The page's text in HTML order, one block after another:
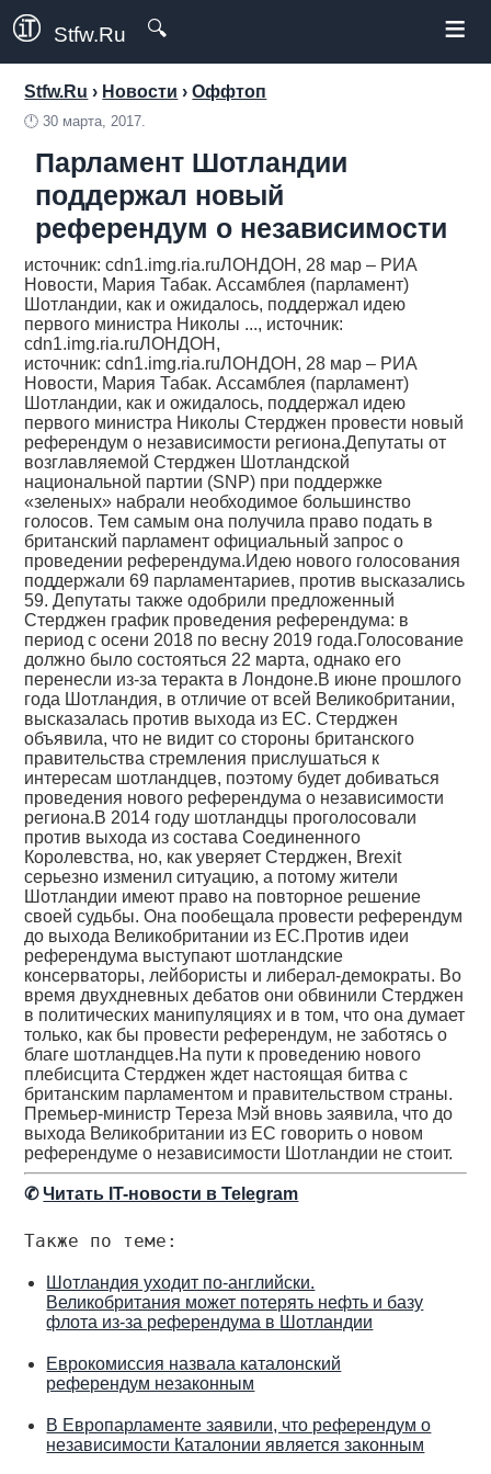
Stfw.Ru 🔍 ≡
Stfw.Ru › Новости ›Оффтоп
🕛30 марта, 2017.
Парламент Шотландии
поддержал новый
референдум о независимости
источник: cdn1.img.ria.ruЛОНДОН, 28 мар – РИА
Новости, Мария Табак. Ассамблея (парламент)
Шотландии, как и ожидалось, поддержал идею
первого министра Николы ..., источник:
cdn1.img.ria.ruЛОНДОН,
источник: cdn1.img.ria.ruЛОНДОН, 28 мар – РИА
Новости, Мария Табак. Ассамблея (парламент)
Шотландии, как и ожидалось, поддержал идею
первого министра Николы Стерджен провести новый
референдум о независимости региона.Депутаты от
возглавляемой Стерджен Шотландской
национальной партии (SNP) при поддержке
«зеленых» набрали необходимое большинство
голосов. Тем самым она получила право подать в
британский парламент официальный запрос о
проведении референдума.Идею нового голосования
поддержали 69 парламентариев, против высказались
59. Депутаты также одобрили предложенный
Стерджен график проведения референдума: в
период с осени 2018 по весну 2019 года.Голосование
должно было состояться 22 марта, однако его
перенесли из-за теракта в Лондоне.В июне прошлого
года Шотландия, в отличие от всей Великобритании,
высказалась против выхода из ЕС. Стерджен
объявила, что не видит со стороны британского
правительства стремления прислушаться к
интересам шотландцев, поэтому будет добиваться
проведения нового референдума о независимости
региона.В 2014 году шотландцы проголосовали
против выхода из состава Соединенного
Королевства, но, как уверяет Стерджен, Brexit
серьезно изменил ситуацию, а потому жители
Шотландии имеют право на повторное решение
своей судьбы. Она пообещала провести референдум
до выхода Великобритании из ЕС.Против идеи
референдума выступают шотландские
консерваторы, лейбористы и либерал-демократы. Во
время двухдневных дебатов они обвинили Стерджен
в политических манипуляциях и в том, что она думает
только, как бы провести референдум, не заботясь о
благе шотландцев.На пути к проведению нового
плебисцита Стерджен ждет настоящая битва с
британским парламентом и правительством страны.
Премьер-министр Тереза Мэй вновь заявила, что до
выхода Великобритании из ЕС говорить о новом
референдуме о независимости Шотландии не стоит.
✆Читать IT-новости в Telegram
Также по теме:
Шотландия уходит по-английски.
Великобритания может потерять нефть и базу
флота из-за референдума в Шотландии
Еврокомиссия назвала каталонский
референдум незаконным
В Европарламенте заявили, что референдум о
независимости Каталонии является законным